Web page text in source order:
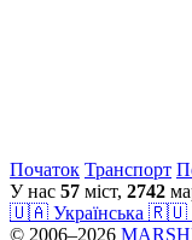
Початок Транспорт
У нас 57 міст, 2742
🇺🇦 Українська 🇷🇺
© 2006–2026